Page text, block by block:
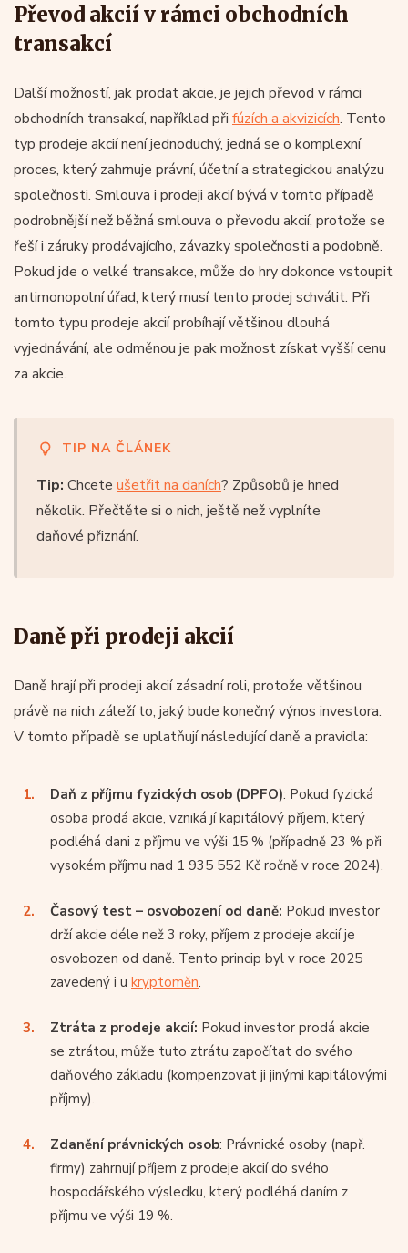
Převod akcií v rámci obchodních
transakcí
Další možností, jak prodat akcie, je jejich převod v rámci
obchodních transakcí, například při fúzích a akvizicích. Tento
typ prodeje akcií není jednoduchý, jedná se o komplexní
proces, který zahrnuje právní, účetní a strategickou analýzu
společnosti. Smlouva i prodeji akcií bývá v tomto případě
podrobnější než běžná smlouva o převodu akcií, protože se
řeší i záruky prodávajícího, závazky společnosti a podobně.
Pokud jde o velké transakce, může do hry dokonce vstoupit
antimonopolní úřad, který musí tento prodej schválit. Při
tomto typu prodeje akcií probíhají většinou dlouhá
vyjednávání, ale odměnou je pak možnost získat vyšší cenu
za akcie.
TIP NA ČLÁNEK
Tip: Chcete ušetřit na daních? Způsobů je hned
několik. Přečtěte si o nich, ještě než vyplníte
daňové přiznání.
Daně při prodeji akcií
Daně hrají při prodeji akcií zásadní roli, protože většinou
právě na nich záleží to, jaký bude konečný výnos investora.
V tomto případě se uplatňují následující daně a pravidla:
Daň z příjmu fyzických osob (DPFO): Pokud fyzická
osoba prodá akcie, vzniká jí kapitálový příjem, který
podléhá dani z příjmu ve výši 15 % (případně 23 % při
vysokém příjmu nad 1 935 552 Kč ročně v roce 2024).
Časový test – osvobození od daně: Pokud investor
drží akcie déle než 3 roky, příjem z prodeje akcií je
osvobozen od daně. Tento princip byl v roce 2025
zavedený i u kryptoměn.
Ztráta z prodeje akcií: Pokud investor prodá akcie
se ztrátou, může tuto ztrátu započítat do svého
daňového základu (kompenzovat ji jinými kapitálovými
příjmy).
Zdanění právnických osob: Právnické osoby (např.
firmy) zahrnují příjem z prodeje akcií do svého
hospodářského výsledku, který podléhá daním z
příjmu ve výši 19 %.